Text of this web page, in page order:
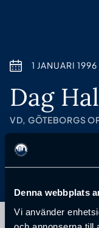
Denna webbplats
Vi använder
1 JANUARI 1996
Dag
VD, GÖTEBORGS
Anmälan till